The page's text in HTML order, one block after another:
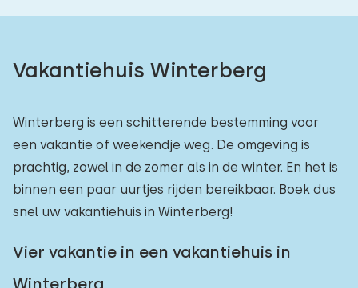
Vakantiehuis Winterberg
Winterberg is een schitterende bestemming voor
een vakantie of weekendje weg. De omgeving is
prachtig, zowel in de zomer als in de winter. En het is
binnen een paar uurtjes rijden bereikbaar. Boek dus
snel uw vakantiehuis in Winterberg!
Vier vakantie in een vakantiehuis in
Winterberg